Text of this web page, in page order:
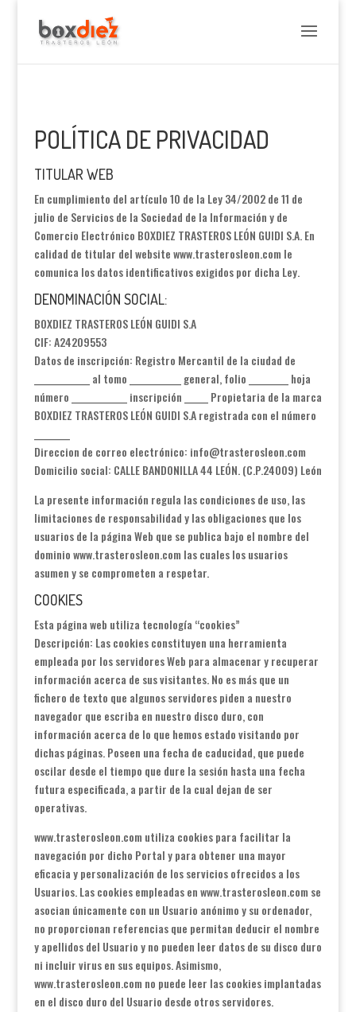
POLÍTICA DE PRIVACIDAD
TITULAR WEB
En cumplimiento del artículo 10 de la Ley 34/2002 de 11 de
julio de Servicios de la Sociedad de la Información y de
Comercio Electrónico BOXDIEZ TRASTEROS LEÓN GUIDI S.A. En
calidad de titular del website www.trasterosleon.com le
comunica los datos identificativos exigidos por dicha Ley.
DENOMINACIÓN SOCIAL:
BOXDIEZ TRASTEROS LEÓN GUIDI S.A
CIF: A24209553
Datos de inscripción: Registro Mercantil de la ciudad de
______________ al tomo _____________ general, folio __________ hoja
número ______________ inscripción ______ Propietaria de la marca
BOXDIEZ TRASTEROS LEÓN GUIDI S.A registrada con el número
Direccion de correo electrónico: info@trasterosleon.com
Domicilio social: CALLE BANDONILLA 44 LEÓN. (C.P.24009) León
La presente información regula las condiciones de uso, las
limitaciones de responsabilidad y las obligaciones que los
usuarios de la página Web que se publica bajo el nombre del
dominio www.trasterosleon.com las cuales los usuarios
asumen y se comprometen a respetar.
COOKIES
Esta página web utiliza tecnología “cookies”
Descripción: Las cookies constituyen una herramienta
empleada por los servidores Web para almacenar y recuperar
información acerca de sus visitantes. No es más que un
fichero de texto que algunos servidores piden a nuestro
navegador que escriba en nuestro disco duro, con
información acerca de lo que hemos estado visitando por
dichas páginas. Poseen una fecha de caducidad, que puede
oscilar desde el tiempo que dure la sesión hasta una fecha
futura especificada, a partir de la cual dejan de ser
operativas.
www.trasterosleon.com utiliza cookies para facilitar la
navegación por dicho Portal y para obtener una mayor
eficacia y personalización de los servicios ofrecidos a los
Usuarios. Las cookies empleadas en www.trasterosleon.com se
asocian únicamente con un Usuario anónimo y su ordenador,
no proporcionan referencias que permitan deducir el nombre
y apellidos del Usuario y no pueden leer datos de su disco duro
ni incluir virus en sus equipos. Asimismo,
www.trasterosleon.com no puede leer las cookies implantadas
en el disco duro del Usuario desde otros servidores.